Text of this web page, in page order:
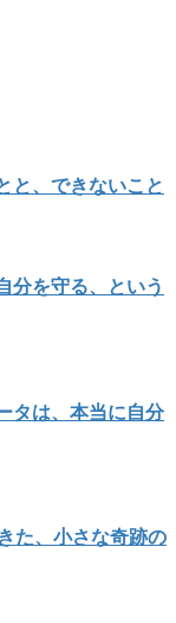
と、できないこと
分を守る、という
タは、本当に自分
た、小さな奇跡の